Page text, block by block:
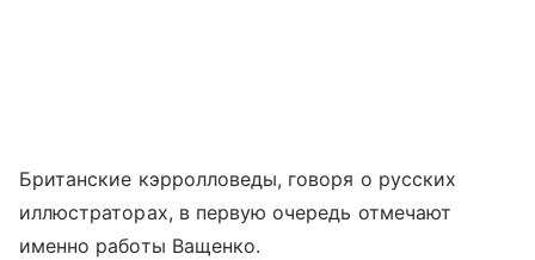
Британские кэрролловеды, говоря о русских
иллюстраторах, в первую очередь отмечают
именно работы Ващенко.